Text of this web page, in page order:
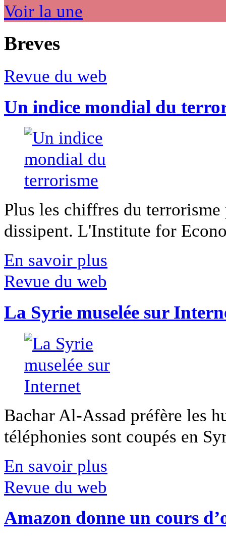
Voir la une
Breves
Revue du web
Un indice mondial du
Plus les chiffres du
dissipent. L'Institute for
En savoir plus
Revue du web
La Syrie muselée sur
Bachar Al-Assad préfère les
téléphonies sont coupés en
En savoir plus
Revue du web
Amazon donne un cours